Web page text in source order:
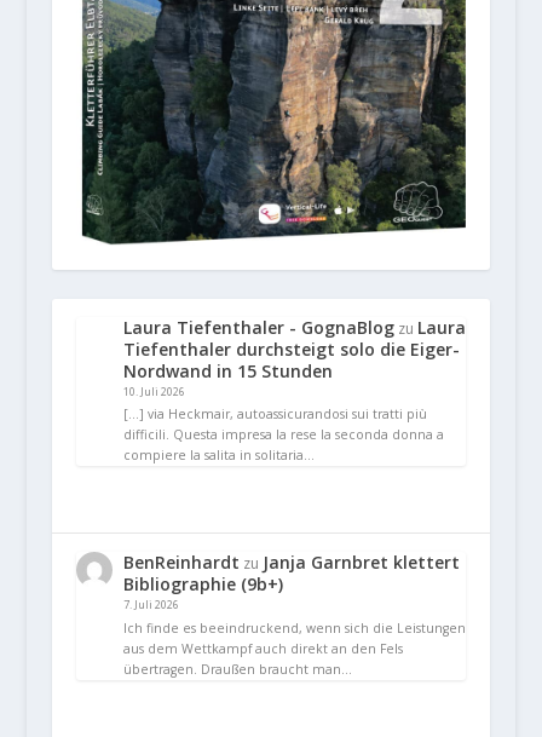
Laura Tiefenthaler - GognaBlogzu Laura
Tiefenthaler durchsteigt solo die Eiger-
Nordwand in 15 Stunden
10. Juli 2026
[…] via Heckmair, autoassicurandosi sui tratti più
difficili. Questa impresa la rese la seconda donna a
compiere la salita in solitaria…
BenReinhardt zu Janja Garnbret klettert
Bibliographie (9b+)
7. Juli 2026
Ich finde es beeindruckend, wenn sich die Leistungen
aus dem Wettkampf auch direkt an den Fels
übertragen. Draußen braucht man…